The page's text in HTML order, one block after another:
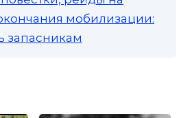
мобилизации:
запасникам